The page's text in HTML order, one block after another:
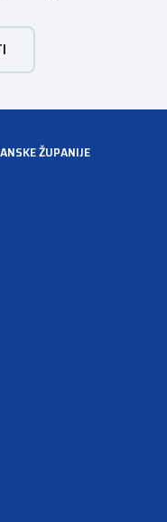
dužni su uskladiti
rješenje za
kupca putem
ŽUPANIJE